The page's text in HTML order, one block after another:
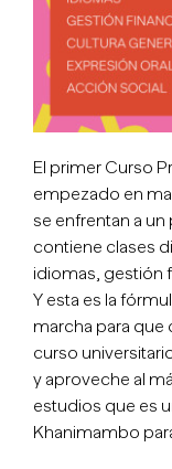
El primer Curso
empezado en
se enfrentan a
contiene clases
idiomas, gestión
Y esta es la
marcha para que
curso
y aproveche al
estudios que es
Khanimambo